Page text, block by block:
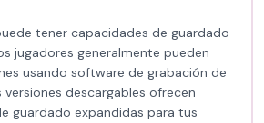
tener capacidades de guardado
jugadores generalmente pueden
usando software de grabación de
versiones descargables ofrecen
guardado expandidas para tus